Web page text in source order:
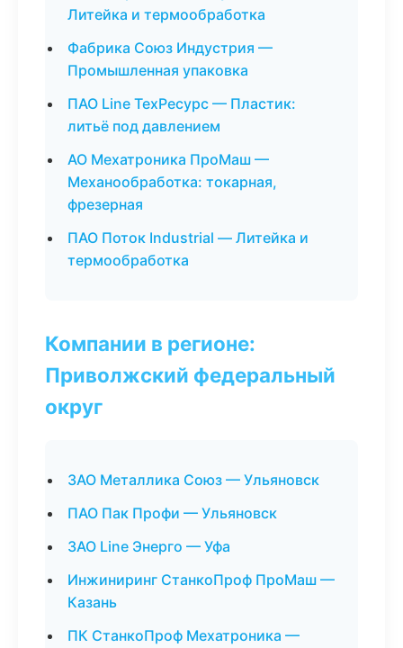
Литейка и термообработка
Фабрика Союз Индустрия —
Промышленная упаковка
ПАО Line ТехРесурс — Пластик:
литьё под давлением
АО Мехатроника ПроМаш —
Механообработка: токарная,
фрезерная
ПАО Поток Industrial — Литейка и
термообработка
Компании в регионе:
Приволжский федеральный
округ
ЗАО Металлика Союз — Ульяновск
ПАО Пак Профи — Ульяновск
ЗАО Line Энерго — Уфа
Инжиниринг СтанкоПроф ПроМаш —
Казань
ПК СтанкоПроф Мехатроника —